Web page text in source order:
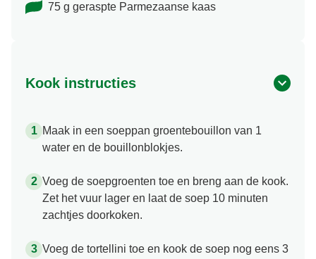
75 g geraspte Parmezaanse kaas
Kook instructies
Maak in een soeppan groentebouillon van 1
water en de bouillonblokjes.
Voeg de soepgroenten toe en breng aan de kook.
Zet het vuur lager en laat de soep 10 minuten
zachtjes doorkoken.
Voeg de tortellini toe en kook de soep nog eens 3